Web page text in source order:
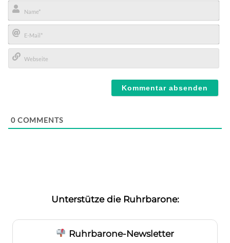
Name*
E-
Mail*
0 COMMENTS
Unterstütze die Ruhrbarone:
Ruhrbarone-Newsletter